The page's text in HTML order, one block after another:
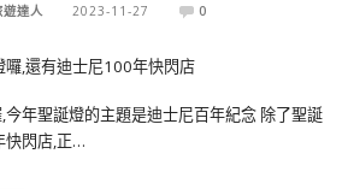
達人 2023-11-27 0
年聖誕燈的主題是迪士尼百年紀念 除了聖誕
快閃店,正…